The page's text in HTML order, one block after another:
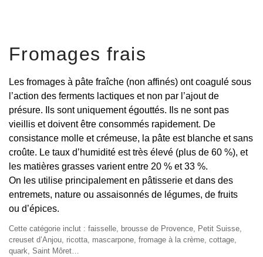
Fromages frais
Les fromages à pâte fraîche (non affinés) ont coagulé sous
l’action des ferments lactiques et non par l’ajout de
présure. Ils sont uniquement égouttés. Ils ne sont pas
vieillis et doivent être consommés rapidement. De
consistance molle et crémeuse, la pâte est blanche et sans
croûte. Le taux d’humidité est très élevé (plus de 60 %), et
les matières grasses varient entre 20 % et 33 %.
On les utilise principalement en pâtisserie et dans des
entremets, nature ou assaisonnés de légumes, de fruits
ou d’épices.
Cette catégorie inclut : faisselle, brousse de Provence, Petit Suisse,
creuset d’Anjou, ricotta, mascarpone, fromage à la crème, cottage,
quark, Saint Môret…